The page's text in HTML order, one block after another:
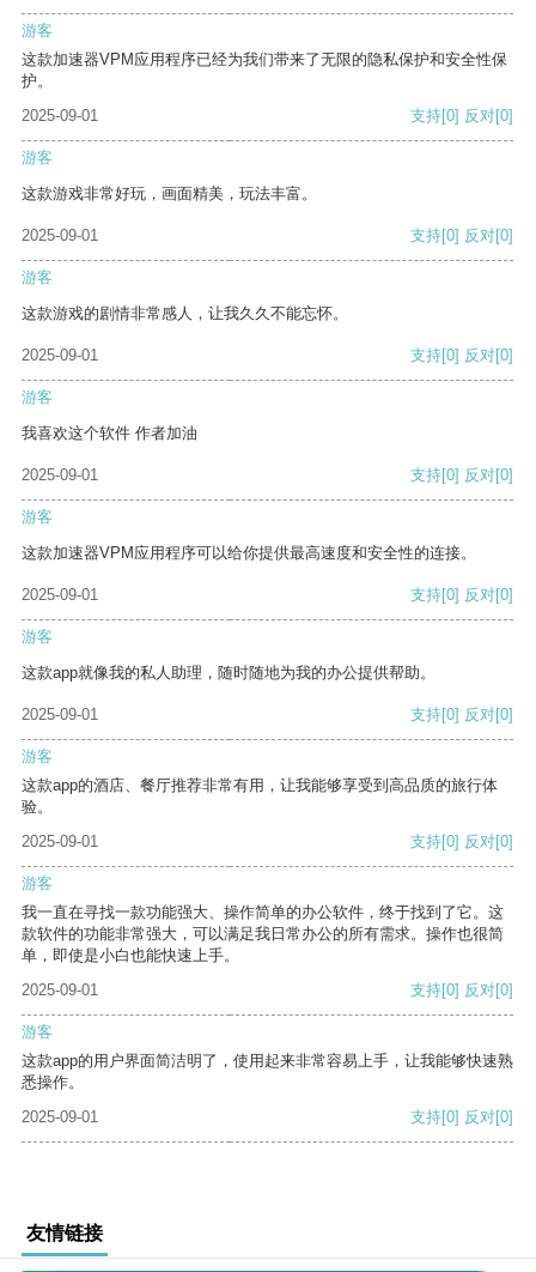
游客
这款加速器VPM应用程序已经为我们带来了无限的隐私保护和安全性保
护。
2025-09-01
支持[0] 反对[0]
游客
这款游戏非常好玩，画面精美，玩法丰富。
2025-09-01 支持[0] 反对[0]
游客
这款游戏的剧情非常感人，让我久久不能忘怀。
2025-09-01 支持[0] 反对[0]
游客
我喜欢这个软件 作者加油
2025-09-01 支持[0] 反对[0]
游客
这款加速器VPM应用程序可以给你提供最高速度和安全性的连接。
2025-09-01 支持[0] 反对[0]
游客
这款app就像我的私人助理，随时随地为我的办公提供帮助。
2025-09-01 支持[0] 反对[0]
游客
这款app的酒店、餐厅推荐非常有用，让我能够享受到高品质的旅行体
验。
2025-09-01
支持[0] 反对[0]
游客
我一直在寻找一款功能强大、操作简单的办公软件，终于找到了它。这
款软件的功能非常强大，可以满足我日常办公的所有需求。操作也很简
单，即使是小白也能快速上手。
2025-09-01
支持[0] 反对[0]
游客
这款app的用户界面简洁明了，使用起来非常容易上手，让我能够快速熟
悉操作。
2025-09-01
支持[0] 反对[0]
友情链接